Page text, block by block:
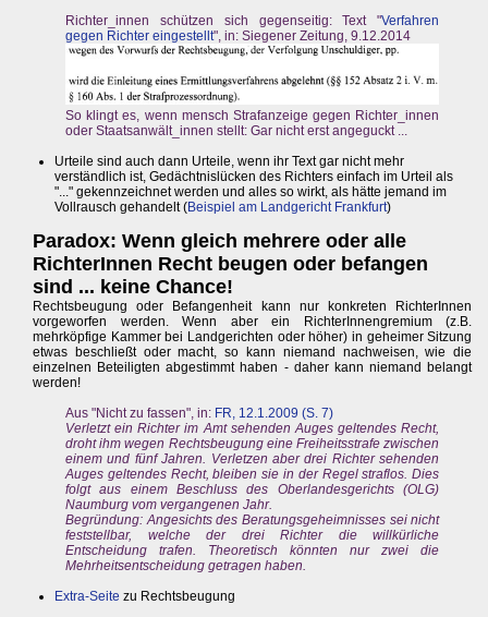
Richter_innen schützen sich gegenseitig: Text "Verfahren
gegen Richter eingestellt", in: Siegener Zeitung, 9.12.2014
So klingt es, wenn mensch Strafanzeige gegen Richter_innen
oder Staatsanwält_innen stellt: Gar nicht erst angeguckt ...
Urteile sind auch dann Urteile, wenn ihr Text gar nicht mehr
verständlich ist, Gedächtnislücken des Richters einfach im Urteil als
"..." gekennzeichnet werden und alles so wirkt, als hätte jemand im
Vollrausch gehandelt (Beispiel am Landgericht Frankfurt)
Paradox: Wenn gleich mehrere oder alle
RichterInnen Recht beugen oder befangen
sind ... keine Chance!
Rechtsbeugung oder Befangenheit kann nur konkreten RichterInnen
vorgeworfen werden. Wenn aber ein RichterInnengremium (z.B.
mehrköpfige Kammer bei Landgerichten oder höher) in geheimer Sitzung
etwas beschließt oder macht, so kann niemand nachweisen, wie die
einzelnen Beteiligten abgestimmt haben - daher kann niemand belangt
werden!
Aus "Nicht zu fassen", in: FR, 12.1.2009 (S. 7)
Verletzt ein Richter im Amt sehenden Auges geltendes Recht,
droht ihm wegen Rechtsbeugung eine Freiheitsstrafe zwischen
einem und fünf Jahren. Verletzen aber drei Richter sehenden
Auges geltendes Recht, bleiben sie in der Regel straflos. Dies
folgt aus einem Beschluss des Oberlandesgerichts (OLG)
Naumburg vom vergangenen Jahr.
Begründung: Angesichts des Beratungsgeheimnisses sei nicht
feststellbar, welche der drei Richter die willkürliche
Entscheidung trafen. Theoretisch könnten nur zwei die
Mehrheitsentscheidung getragen haben.
Extra-Seite zu Rechtsbeugung